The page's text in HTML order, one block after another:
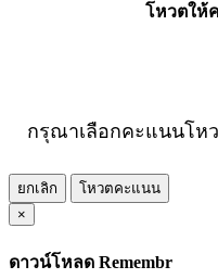
โหวตให้
กรุณาเลือกคะแนนโห
ยกเลิก
โหวตคะแนน
×
ดาวน์โหลด Remembr